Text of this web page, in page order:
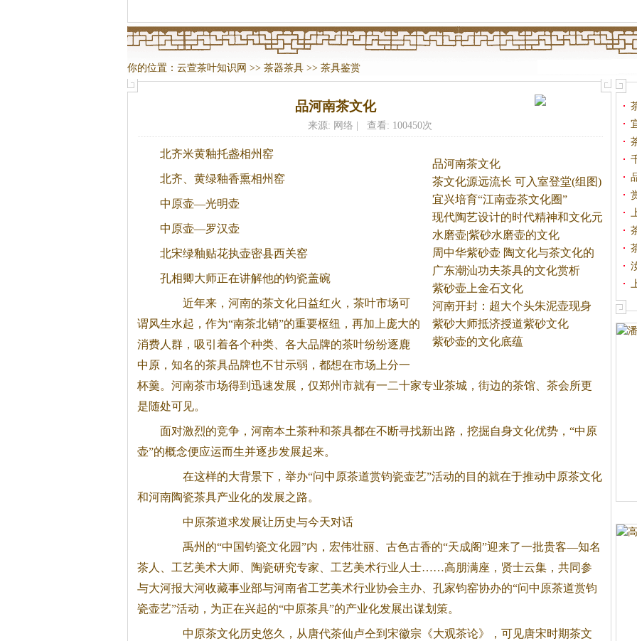
你的位置： 云萱茶叶知识网 >> 茶器茶具>> 茶具鉴赏
品河南茶文化
来源: 网络 | 查看: 100450次
品河南茶文化
茶文化源远流长 可入室登堂(组图)
宜兴培育“江南壶茶文化圈”
现代陶艺设计的时代精神和文化元
素
水磨壶|紫砂水磨壶的文化
周中华紫砂壶 陶文化与茶文化的
广东潮汕功夫茶具的文化赏析
紫砂壶上金石文化
河南开封：超大个头朱泥壶现身
紫砂大师抵济授道紫砂文化
紫砂壶的文化底蕴
北齐米黄釉托盏相州窑
北齐、黄绿釉香熏相州窑
中原壶—光明壶
中原壶—罗汉壶
北宋绿釉贴花执壶密县西关窑
孔相卿大师正在讲解他的钧瓷盖碗
近年来，河南的茶文化日益红火，茶叶市场可
谓风生水起，作为“南茶北销”的重要枢纽，再加上庞大的
消费人群，吸引着各个种类、各大品牌的茶叶纷纷逐鹿
中原，知名的茶具品牌也不甘示弱，都想在市场上分一
杯羹。 河南茶市场得到迅速发展，仅郑州市就有一二十家专业茶城，街边的茶馆、 茶会所更
是随处可见。
面对激烈的竞争，河南本土茶种和茶具都在不断寻找新出路，挖掘自身文化优势，“中原
壶”的概念便应运而生并逐步发展起来。
在这样的大背景下，举办“问中原茶道赏钧瓷壶艺”活动的目的就在于推动中原茶文化
和河南陶瓷茶具产业化的发展之路。
中原茶道求发展让历史与今天对话
禹州的“中国钧瓷文化园”内，宏伟壮丽、古色古香的“天成阁”迎来了一批贵客—知名
茶人、工艺美术大师、陶瓷研究专家、工艺美术行业人士……高朋满座，贤士云集，共同参
与大河报大河收藏事业部与河南省工艺美术行业协会主办、孔家钧窑协办的“问中原茶道赏钧
瓷壶艺”活动，为正在兴起的“中原茶具”的产业化发展出谋划策。
中原茶文化历史悠久，从唐代茶仙卢仝到宋徽宗《大观茶论》，可见唐宋时期茶文